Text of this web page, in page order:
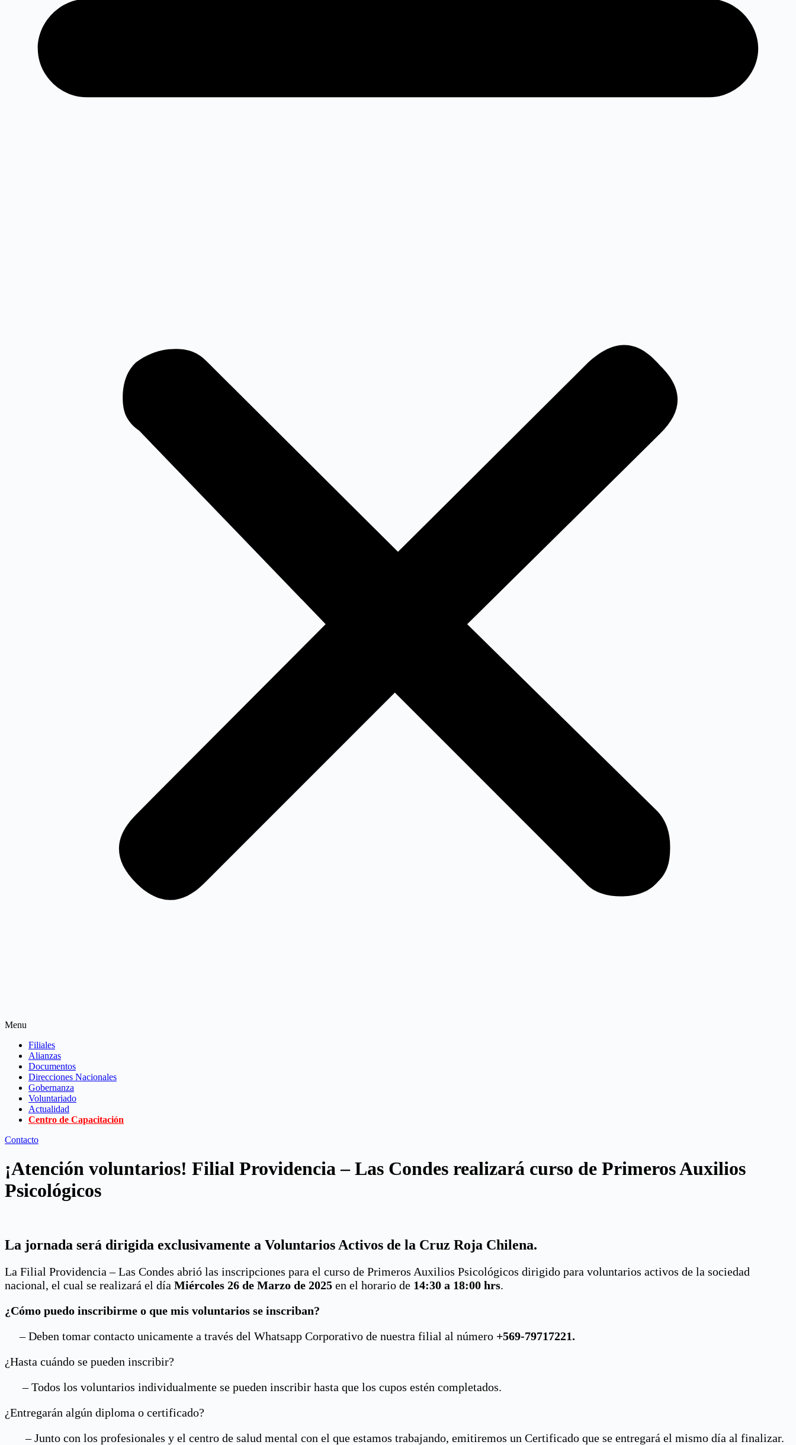
Menu
Filiales
Alianzas
Documentos
Direcciones Nacionales
Gobernanza
Voluntariado
Actualidad
Centro de Capacitación
Contacto
¡Atención voluntarios! Filial Providencia – Las Condes realizará curso de Primeros Auxilios
Psicológicos
La jornada será dirigida exclusivamente a Voluntarios Activos de la Cruz Roja Chilena.
La Filial Providencia – Las Condes abrió las inscripciones para el curso de Primeros Auxilios Psicológicos dirigido para voluntarios activos de la sociedad
nacional, el cual se realizará el día Miércoles 26 de Marzo de 2025 en el horario de 14:30 a 18:00 hrs.
¿Cómo puedo inscribirme o que mis voluntarios se inscriban?
– Deben tomar contacto unicamente a través del Whatsapp Corporativo de nuestra filial al número +569-79717221.
¿Hasta cuándo se pueden inscribir?
– Todos los voluntarios individualmente se pueden inscribir hasta que los cupos estén completados.
¿Entregarán algún diploma o certificado?
– Junto con los profesionales y el centro de salud mental con el que estamos trabajando, emitiremos un Certificado que se entregará el mismo día al finalizar.